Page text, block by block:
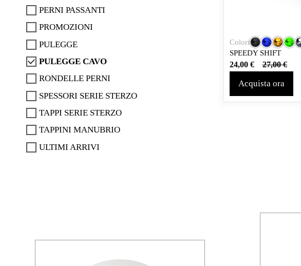
PERNI PASSANTI
PROMOZIONI
PULEGGE
PULEGGE CAVO
RONDELLE PERNI
SPESSORI SERIE STERZO
TAPPI SERIE STERZO
TAPPINI MANUBRIO
ULTIMI ARRIVI
Colori
SPEEDY SHIFT
27,00€
24,00 €
Acquista ora